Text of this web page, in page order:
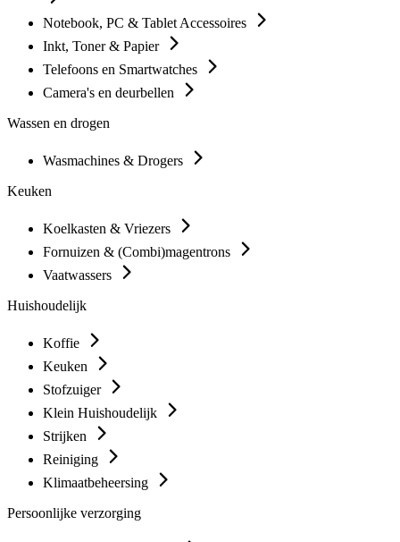
Notebook, PC & Tablet Accessoires
Inkt, Toner & Papier
Telefoons en Smartwatches
Camera's en deurbellen
Wassen en drogen
Wasmachines & Drogers
Keuken
Koelkasten & Vriezers
Fornuizen & (Combi)magentrons
Vaatwassers
Huishoudelijk
Koffie
Keuken
Stofzuiger
Klein Huishoudelijk
Strijken
Reiniging
Klimaatbeheersing
Persoonlijke verzorging